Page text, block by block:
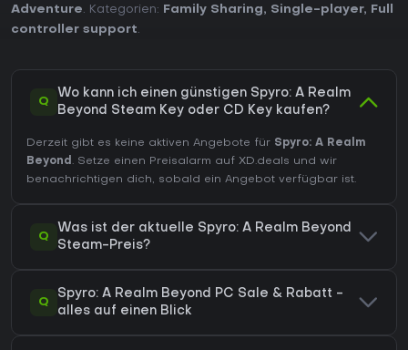
Adventure. Kategorien: Family Sharing, Single-player,
Full
controller support.
Q
Wo kann ich einen günstigen Spyro: A Realm
Beyond Steam Key oder CD Key kaufen?
Derzeit gibt es keine aktiven Angebote für Spyro: A Realm
Beyond . Setze einen Preisalarm auf XD.deals und wir
benachrichtigen dich, sobald ein Angebot verfügbar ist.
Q
Was ist der aktuelle Spyro: A Realm Beyond
Steam-Preis?
Q
Spyro: A Realm Beyond PC Sale & Rabatt -
alles auf einen Blick